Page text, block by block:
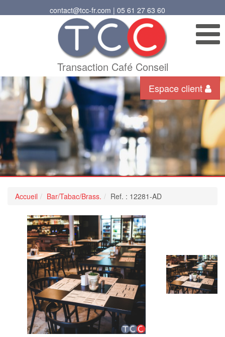
contact@tcc-fr.com | 05 61 27 63 60
Transaction Café Conseil
Espace client
Accueil Bar/Tabac/Brass. Ref. : 12281-AD